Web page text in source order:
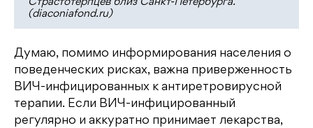
(diaconiafond.ru)
Думаю, помимо информирования населения о
поведенческих рисках, важна приверженность
ВИЧ-инфицированных к антиретровирусной
терапии. Если ВИЧ-инфицированный
регулярно и аккуратно принимает лекарства,